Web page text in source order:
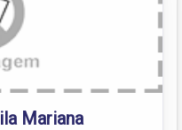
Mariana